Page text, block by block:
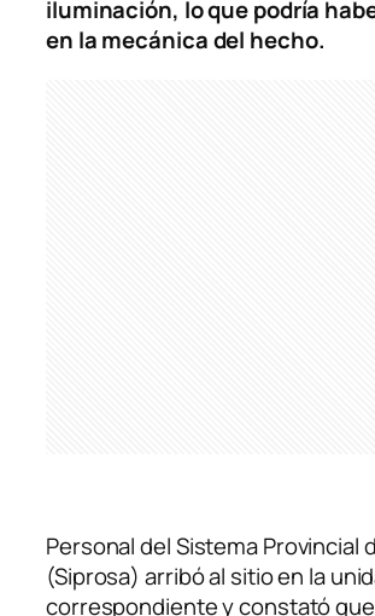
iluminación, lo que podría
en la mecánica del hecho.
Personal del Sistema Provincial
(Siprosa) arribó al sitio en la
correspondiente y constató